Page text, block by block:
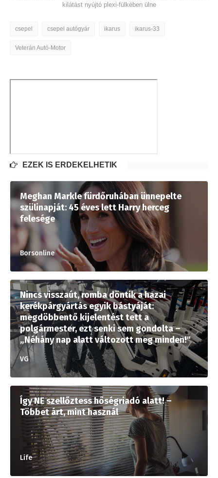
kilátást nyújtó plexi-fülkében ülne
csepel csepel autógyár ikarus ikarus-33
Veterán Autó-Motor
EZEK IS ÉRDEKELHETIK
Meghan Markle fürdőruhában ünnepelte
szülinapját: 45 éves lett Harry herceg
felesége
Borsonline
Nincs visszaút, romba döntik a hazai
kerékpárgyártás egyik bástyáját:
megdöbbentő kijelentést tett a
polgármester, ezt senki sem gondolta –
„Néhány nap alatt változott meg minden!"
VG
Így NE szellőztess hőségriadó alatt! –
Többet árt, mint használ
Life